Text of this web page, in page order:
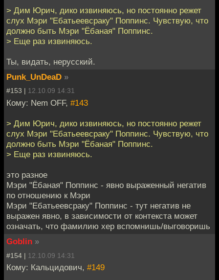
> Дим Юрич, дико извиняюсь, но постоянно режет
слух Мэри "Ебатьеевсраку" Поппинс. Чувствую, что
должно быть Мэри "Ёбаная" Поппинс.
> Еще раз извиняюсь.
Ты, видать, нерусский.
Punk_UnDeaD »
#153 | 12.10.09 14:31
Кому: Nem OFF, #143
> Дим Юрич, дико извиняюсь, но постоянно режет
слух Мэри "Ебатьеевсраку" Поппинс. Чувствую, что
должно быть Мэри "Ёбаная" Поппинс.
> Еще раз извиняюсь.
это разное
Мэри "Ёбаная" Поппинс - явно выраженный негатив
по отношению к Мэри
Мэри "Ебатьеевсраку" Поппинс - тут негатив не
выражен явно, в зависимости от контекста может
означать, что фамилию хер вспомнишь/выговоришь
Goblin »
#154 | 12.10.09 14:31
Кому: Кальцидович, #149